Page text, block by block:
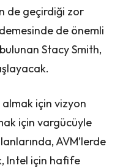
de geçirdiği zor
de önemli
Stacy Smith,
için vizyon
için vargücüyle
AVM’lerde
Intel için hafife